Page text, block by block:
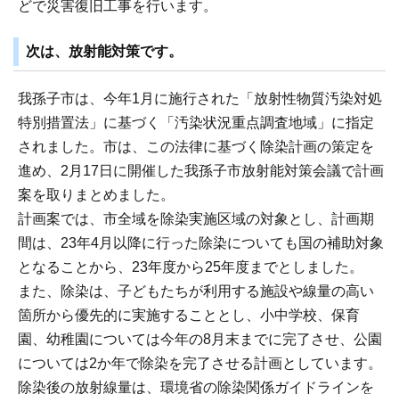
どで災害復旧工事を行います。
次は、放射能対策です。
我孫子市は、今年1月に施行された「放射性物質汚染対処
特別措置法」に基づく「汚染状況重点調査地域」に指定
されました。市は、この法律に基づく除染計画の策定を
進め、2月17日に開催した我孫子市放射能対策会議で計画
案を取りまとめました。
計画案では、市全域を除染実施区域の対象とし、計画期
間は、23年4月以降に行った除染についても国の補助対象
となることから、23年度から25年度までとしました。
また、除染は、子どもたちが利用する施設や線量の高い
箇所から優先的に実施することとし、小中学校、保育
園、幼稚園については今年の8月末までに完了させ、公園
については2か年で除染を完了させる計画としています。
除染後の放射線量は、環境省の除染関係ガイドラインを